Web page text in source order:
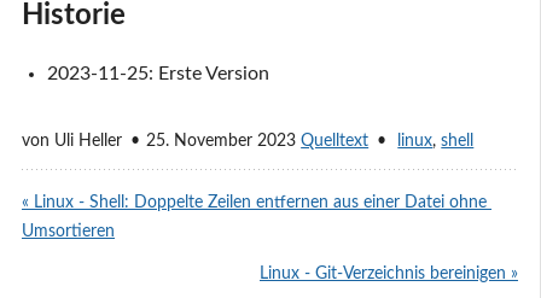
Historie
2023-11-25: Erste Version
von Uli Heller 25. November 2023 Quelltext linux,shell
« Linux - Shell: Doppelte Zeilen entfernen aus einer Datei ohne
Umsortieren
Linux - Git-Verzeichnis bereinigen »